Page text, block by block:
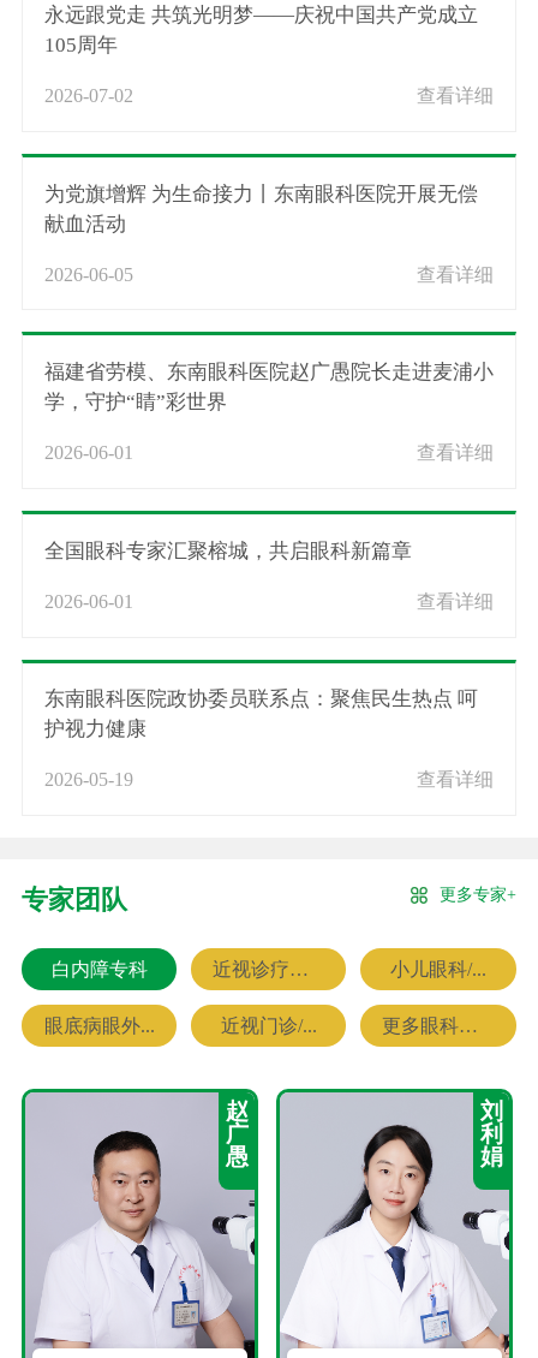
永远跟党走 共筑光明梦——庆祝中国共产党成立
105周年
2026-07-02 查看详细
为党旗增辉 为生命接力丨东南眼科医院开展无偿
献血活动
2026-06-05 查看详细
福建省劳模、东南眼科医院赵广愚院长走进麦浦小
学，守护“睛”彩世界
2026-06-01 查看详细
全国眼科专家汇聚榕城，共启眼科新篇章
2026-06-01 查看详细
东南眼科医院政协委员联系点：聚焦民生热点 呵
护视力健康
2026-05-19 查看详细
专家团队 更多专家+
白内障专科 近视诊疗专科 小儿眼科/...
眼底病眼外... 近视门诊/... 更多眼科专家
赵
广
愚
刘
利
娟